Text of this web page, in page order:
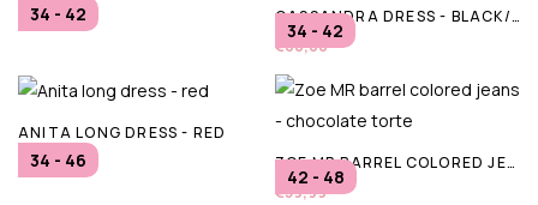
34 - 42
€86,00
34 - 42
CASSANDRA DRESS - BLACK/ FLOWER PRINT
€80,00
34 - 46
ANITA LONG DRESS - RED
€80,00
42 - 48
ZOE MR BARREL COLORED JEANS - CHOCOLATE TORTE
€59,99